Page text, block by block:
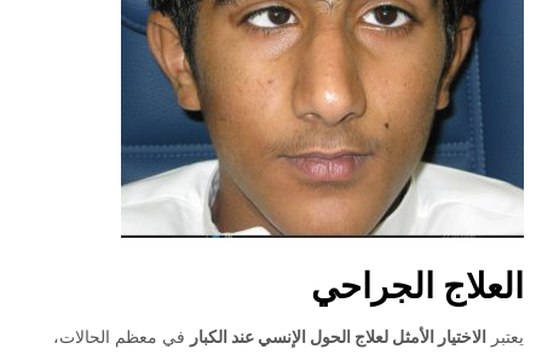
العلاج الجراحي
يعتبر الاختيار الأمثل لعلاج الحول الإنسي عند الكبار في معظم الحالات،